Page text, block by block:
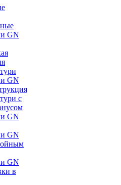
GN
GN
c
GN
GN
GN
в